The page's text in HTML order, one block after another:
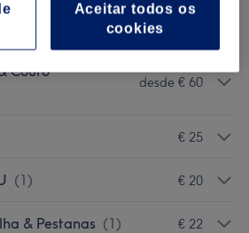
Sobrancelhas (1)
Couro
desde € 60
€ 25
(1) € 20
& Pestanas (1) € 22
Aceitar todos os
cookies